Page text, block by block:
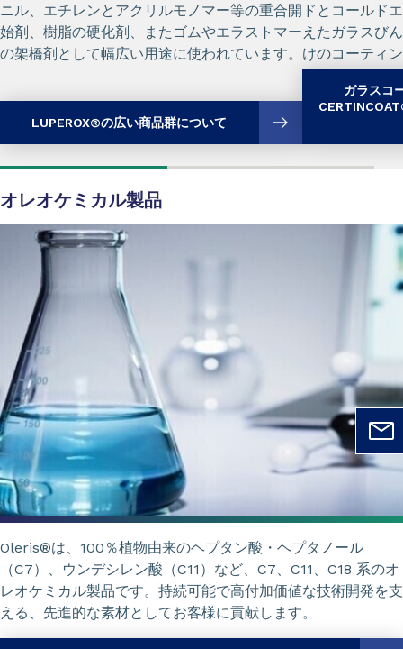
ニル、エチレンとアクリルモノマー等の重合開
始剤、樹脂の硬化剤、またゴムやエラストマー
の架橋剤として幅広い用途に使われています。
LUPEROX®の広い商品群について
ドとコールド
えたガラスび
けのコーティ
ガラスコ
オレオケミカル製品
Oleris®は、100％植物由来のヘプタン酸・ヘプタノール
（C7）、ウンデシレン酸（C11）など、C7、C11、C18 系のオ
レオケミカル製品です。持続可能で高付加価値な技術開発を支
える、先進的な素材としてお客様に貢献します。